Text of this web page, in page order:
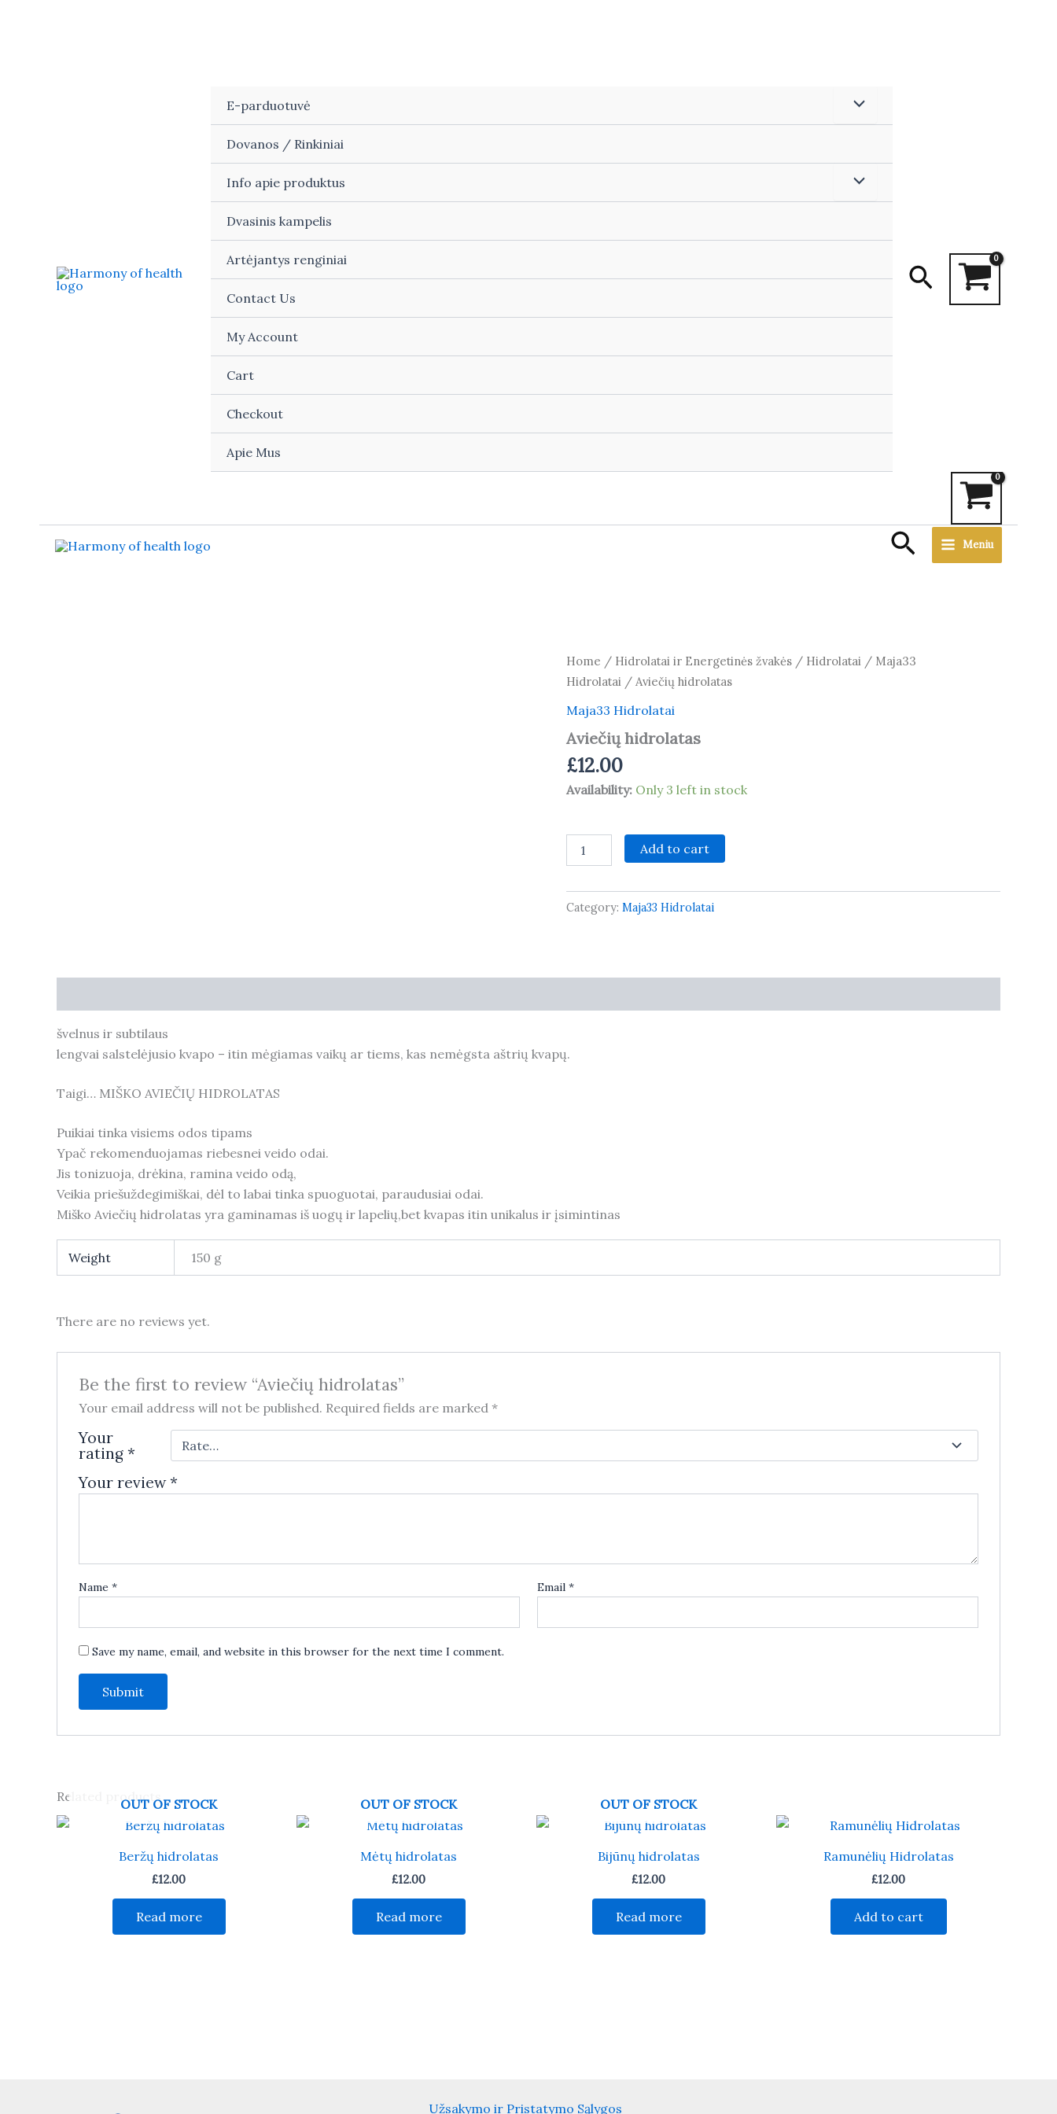
E-parduotuvė
Dovanos / Rinkiniai
Info apie produktus
Dvasinis kampelis
Artėjantys renginiai
Contact Us
My Account
Cart
Checkout
Apie Mus
Search
SearchMeniu
Home / Hidrolatai ir Energetinės žvakės / Hidrolatai / Maja33
Hidrolatai / Aviečių hidrolatas
Maja33 Hidrolatai
Aviečių hidrolatas
£12.00
Availability: Only 3 left in stock
hidrolatas
Add to cart
Category: Maja33 Hidrolatai
švelnus ir subtilaus
lengvai salstelėjusio kvapo – itin mėgiamas vaikų ar tiems, kas nemėgsta aštrių kvapų.
Taigi… MIŠKO AVIEČIŲ HIDROLATAS
Puikiai tinka visiems odos tipams
Ypač rekomenduojamas riebesnei veido odai.
Jis tonizuoja, drėkina, ramina veido odą,
Veikia priešuždegimiškai, dėl to labai tinka spuoguotai, paraudusiai odai.
Miško Aviečių hidrolatas yra gaminamas iš uogų ir lapelių,bet kvapas itin unikalus ir įsimintinas
Weight 150 g
There are no reviews yet.
Be the first to review “Aviečių hidrolatas”
Your email address will not be published. Required fields are marked *
Your
rating *
Your review*
Name * Email*
Save my name, email, and website in this browser for the next time I comment.
Related productsOUT OF STOCK
Beržų hidrolatas
£12.00
Read more
OUT OF STOCK
Mėtų hidrolatas
£12.00
Read more
OUT OF STOCK
Bijūnų hidrolatas
£12.00
Read more
Ramunėlių Hidrolatas
£12.00
Add to cart
Užsakymo ir Pristatymo Sąlygos